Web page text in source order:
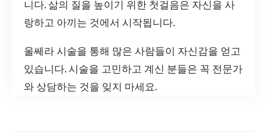
니다. 삶의 질을 높이기 위한 첫걸음은 자신을 사
랑하고 아끼는 것에서 시작됩니다.
울쎄라 시술을 통해 많은 사람들이 자신감을 얻고
있습니다. 시술을 고민하고 계신 분들은 꼭 전문가
와 상담하는 것을 잊지 마세요.